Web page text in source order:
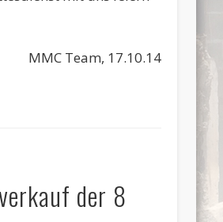
MMC Team, 17.10.14
der 8